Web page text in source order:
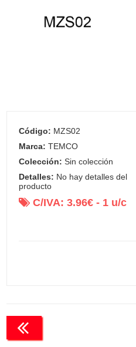
Código: MZS02
Marca: TEMCO
Colección: Sin colección
Detalles: No hay detalles del
producto
C/IVA:3.96€ - 1 u/c